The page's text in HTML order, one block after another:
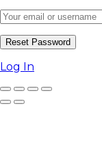
Log In